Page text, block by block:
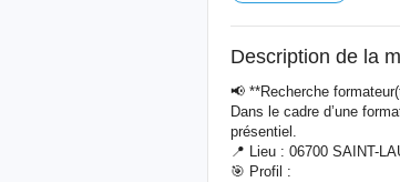
Description de la
📢 **Recherche
Dans le cadre d’une
présentiel.
📍 Lieu : 06700 SAINT-
🎯 Profil :